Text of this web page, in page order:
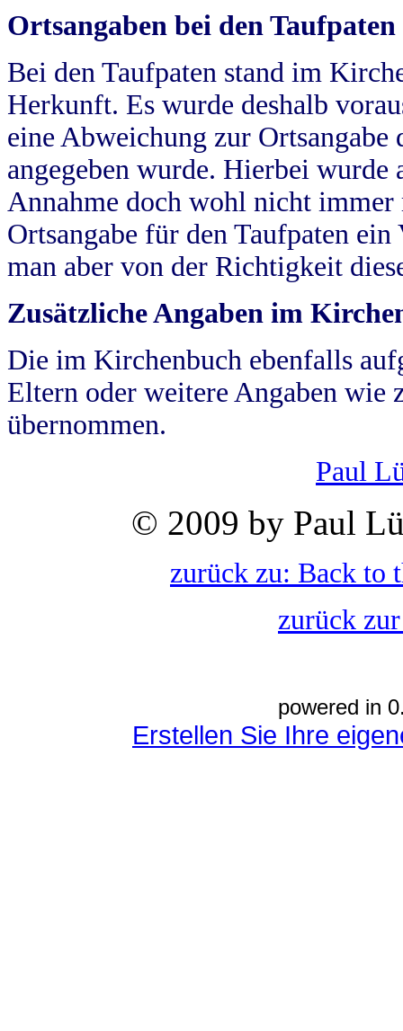
Ortsangaben bei den Taufpaten
Bei den Taufpaten stand im
Herkunft. Es wurde deshalb
eine Abweichung zur
angegeben wurde. Hierbei wurde
Annahme doch wohl nicht
Ortsangabe für den Taufpaten
man aber von der Richtigkeit
Zusätzliche Angaben im
Die im Kirchenbuch ebenfalls
Eltern oder weitere Angaben wie
übernommen.
Paul
© 2009 by Paul
zurück zu: Back to
zurück
powered in
Erstellen Sie Ihre